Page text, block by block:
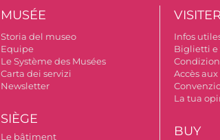
MUSÉE
Storia del museo
Equipe
Le Système des Musées
Carta dei servizi
Newsletter
SIÈGE
Le bâtiment
VISITER
Infos
Biglietti e
Accès
La tua
BUY